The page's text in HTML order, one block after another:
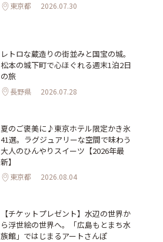
東京都 2026.07.30
レトロな蔵造りの街並みと国宝の城。
松本の城下町で心ほぐれる週末1泊2日
の旅
長野県 2026.07.28
夏のご褒美に♪東京ホテル限定かき氷
41選。ラグジュアリーな空間で味わう
大人のひんやりスイーツ【2026年最
新】
東京都 2026.08.04
【チケットプレゼント】水辺の世界か
ら浮世絵の世界へ。「広島もとまち水
族館」ではじまるアートさんぽ